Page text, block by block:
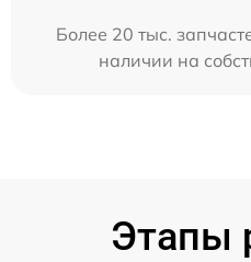
Более 20 тыс.
наличии на
Этапы